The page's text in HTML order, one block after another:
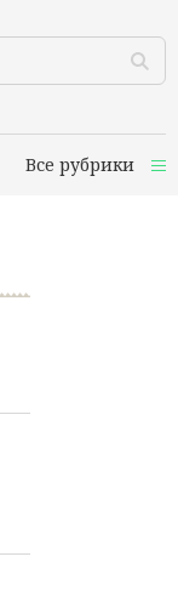
Все рубрики